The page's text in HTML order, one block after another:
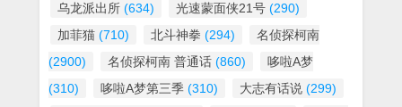
乌龙派出所 (634) 光速蒙面侠21号 (290)
加菲猫 (710) 北斗神拳 (294)
名侦探柯南
(2900)
名侦探柯南 普通话 (860)
哆啦A梦
(310)
哆啦A梦第三季 (310) 大志有话说 (299)